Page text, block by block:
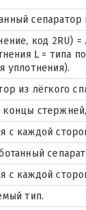
код 2RU)
L = типа
уплотнения).
из лёгкого
с каждой
с каждой
тип.